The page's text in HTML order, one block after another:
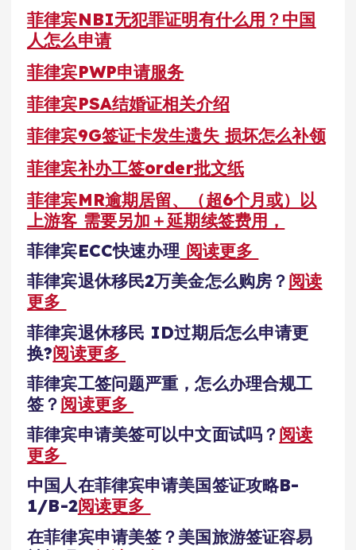
菲律宾NBI无犯罪证明有什么用？中国
人怎么申请
菲律宾PWP申请服务
菲律宾PSA结婚证相关介绍
菲律宾9G签证卡发生遗失 损坏怎么补领
菲律宾补办工签order批文纸
菲律宾MR逾期居留、（超6个月或）以
上游客 需要另加＋延期续签费用，
菲律宾ECC快速办理 阅读更多
菲律宾退休移民2万美金怎么购房？阅读
更多
菲律宾退休移民 ID过期后怎么申请更
换?阅读更多
菲律宾工签问题严重，怎么办理合规工
签？阅读更多
菲律宾申请美签可以中文面试吗？阅读
更多
中国人在菲律宾申请美国签证攻略B-
1/B-2阅读更多
在菲律宾申请美签？美国旅游签证容易